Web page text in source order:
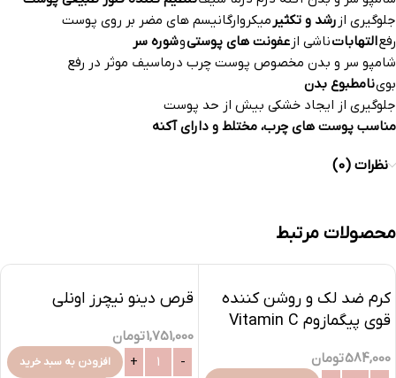
جلوگیری از رشد و تکثیر میکروارگانیسم های مضر بر روی پوست
رفعالتهاباتناشی از عفونت های پوستیوشوره سر
شامپو سر و بدن مخصوص پوست چرب درماسیف موثر در رفع
بوینامطبوع بدن
جلوگیری از ایجاد خشکی بیش از حد پوست
مناسب پوست های چرب، مختلط و دارای آکنه
نظرات (0)
محصولات مرتبط
کرم ضد لک و روشن کننده
قوی پیگمازوم Vitamin C
584,000تومان
قرص دینو نیچرز اونلی
1,751,000تومان
افزودن به سبد خرید